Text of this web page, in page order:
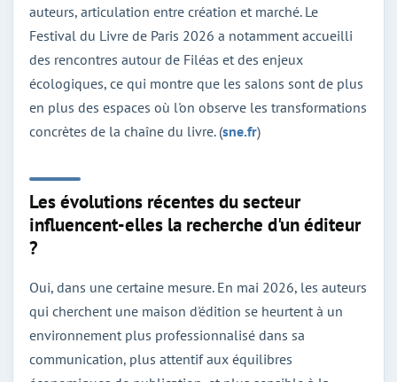
auteurs, articulation entre création et marché. Le
Festival du Livre de Paris 2026 a notamment accueilli
des rencontres autour de Filéas et des enjeux
écologiques, ce qui montre que les salons sont de plus
en plus des espaces où l'on observe les transformations
concrètes de la chaîne du livre. (sne.fr)
Les évolutions récentes du secteur
influencent-elles la recherche d'un éditeur
?
Oui, dans une certaine mesure. En mai 2026, les auteurs
qui cherchent une maison d'édition se heurtent à un
environnement plus professionnalisé dans sa
communication, plus attentif aux équilibres